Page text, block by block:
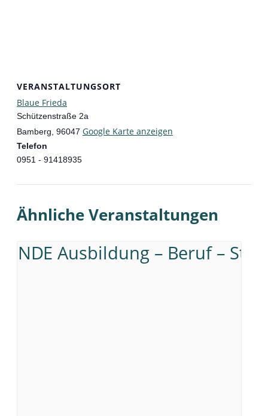
VERANSTALTUNGSORT
Blaue Frieda
Schützenstraße 2a
Bamberg 96047 Google Karte anzeigen
Telefon
0951 - 91418935
Ähnliche Veranstaltungen